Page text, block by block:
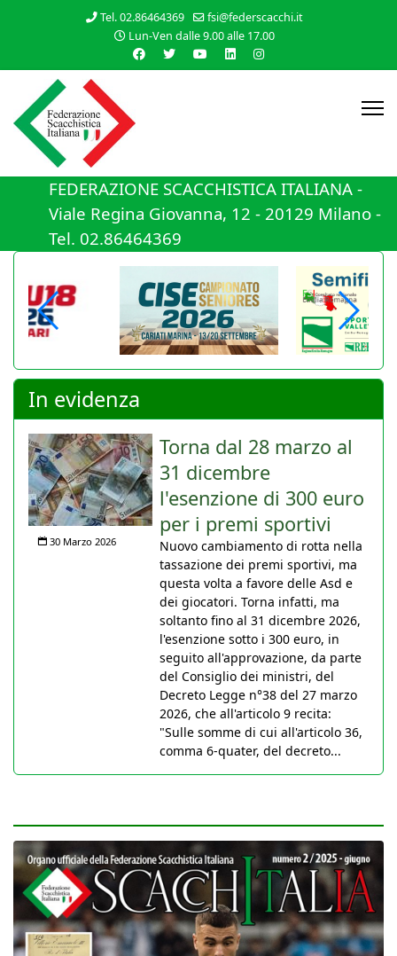
Tel. 02.86464369
fsi@federscacchi.it
Lun-Ven dalle 9.00 alle 17.00
FEDERAZIONE SCACCHISTICA ITALIANA -
Viale Regina Giovanna, 12 - 20129 Milano -
Tel. 02.86464369
In evidenza
30 Marzo 2026
Torna dal 28 marzo al
31 dicembre
l'esenzione di 300 euro
per i premi sportivi
Nuovo cambiamento di rotta nella
tassazione dei premi sportivi, ma
questa volta a favore delle Asd e
dei giocatori. Torna infatti, ma
soltanto fino al 31 dicembre 2026,
l'esenzione sotto i 300 euro, in
seguito all'approvazione, da parte
del Consiglio dei ministri, del
Decreto Legge n°38 del 27 marzo
2026, che all'articolo 9 recita:
"Sulle somme di cui all'articolo 36,
comma 6-quater, del decreto...